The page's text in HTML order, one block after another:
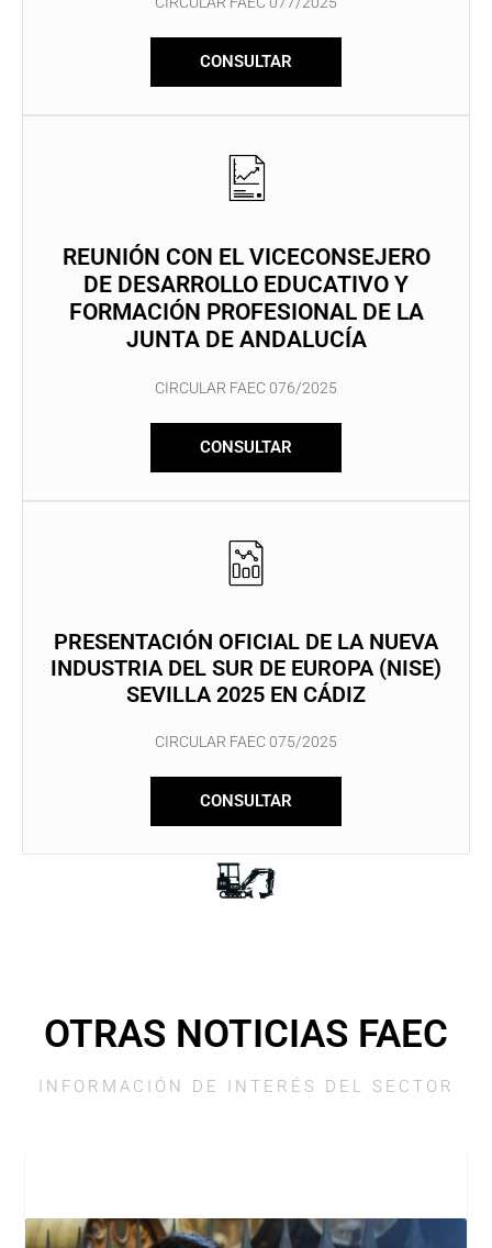
CONSULTAR
REUNIÓN CON EL VICECONSEJERO
DE DESARROLLO EDUCATIVO Y
FORMACIÓN PROFESIONAL DE LA
JUNTA DE ANDALUCÍA
CIRCULAR FAEC 076/2025
CONSULTAR
PRESENTACIÓN OFICIAL DE LA NUEVA
INDUSTRIA DEL SUR DE EUROPA (NISE)
SEVILLA 2025 EN CÁDIZ
CIRCULAR FAEC 075/2025
CONSULTAR
OTRAS NOTICIAS FAEC
INFORMACIÓN DE INTERÉS DEL SECTOR